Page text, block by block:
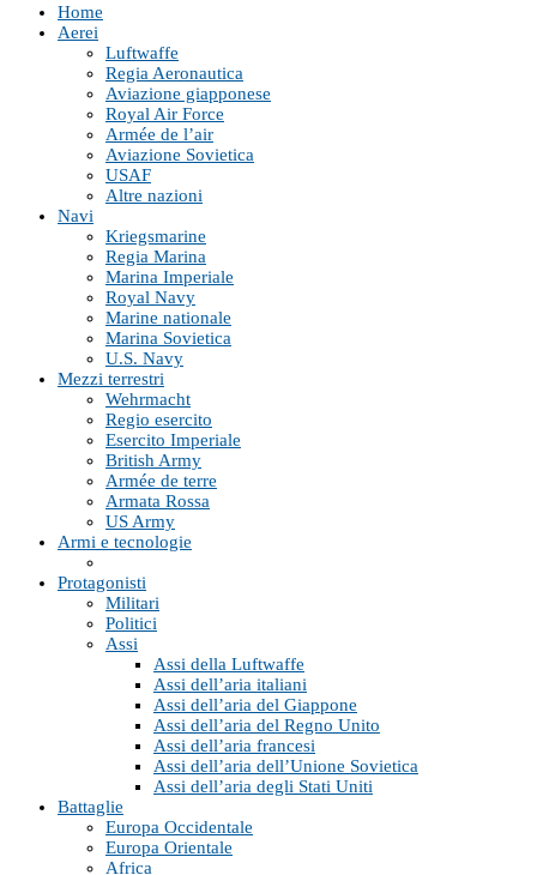
Home
Aerei
Luftwaffe
Regia Aeronautica
Aviazione giapponese
Royal Air Force
Armée de l’air
Aviazione Sovietica
USAF
Altre nazioni
Navi
Kriegsmarine
Regia Marina
Marina Imperiale
Royal Navy
Marine nationale
Marina Sovietica
U.S. Navy
Mezzi terrestri
Wehrmacht
Regio esercito
Esercito Imperiale
British Army
Armée de terre
Armata Rossa
US Army
Armi e tecnologie
Protagonisti
Militari
Politici
Assi
Assi della Luftwaffe
Assi dell’aria italiani
Assi dell’aria del Giappone
Assi dell’aria del Regno Unito
Assi dell’aria francesi
Assi dell’aria dell’Unione Sovietica
Assi dell’aria degli Stati Uniti
Battaglie
Europa Occidentale
Europa Orientale
Africa